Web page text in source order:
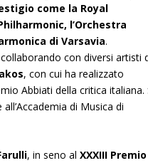
come la Royal
l’Orchestra
di Varsavia.
con diversi artisti
, con cui ha realizzato
Abbiati della critica italiana.
di Musica di
, in seno alXXXIII Premio